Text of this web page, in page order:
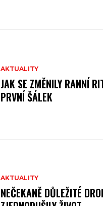
AKTUALITY
JAK SE ZMĚNILY RANNÍ
PRVNÍ ŠÁLEK
AKTUALITY
NEČEKANĚ DŮLEŽITÉ